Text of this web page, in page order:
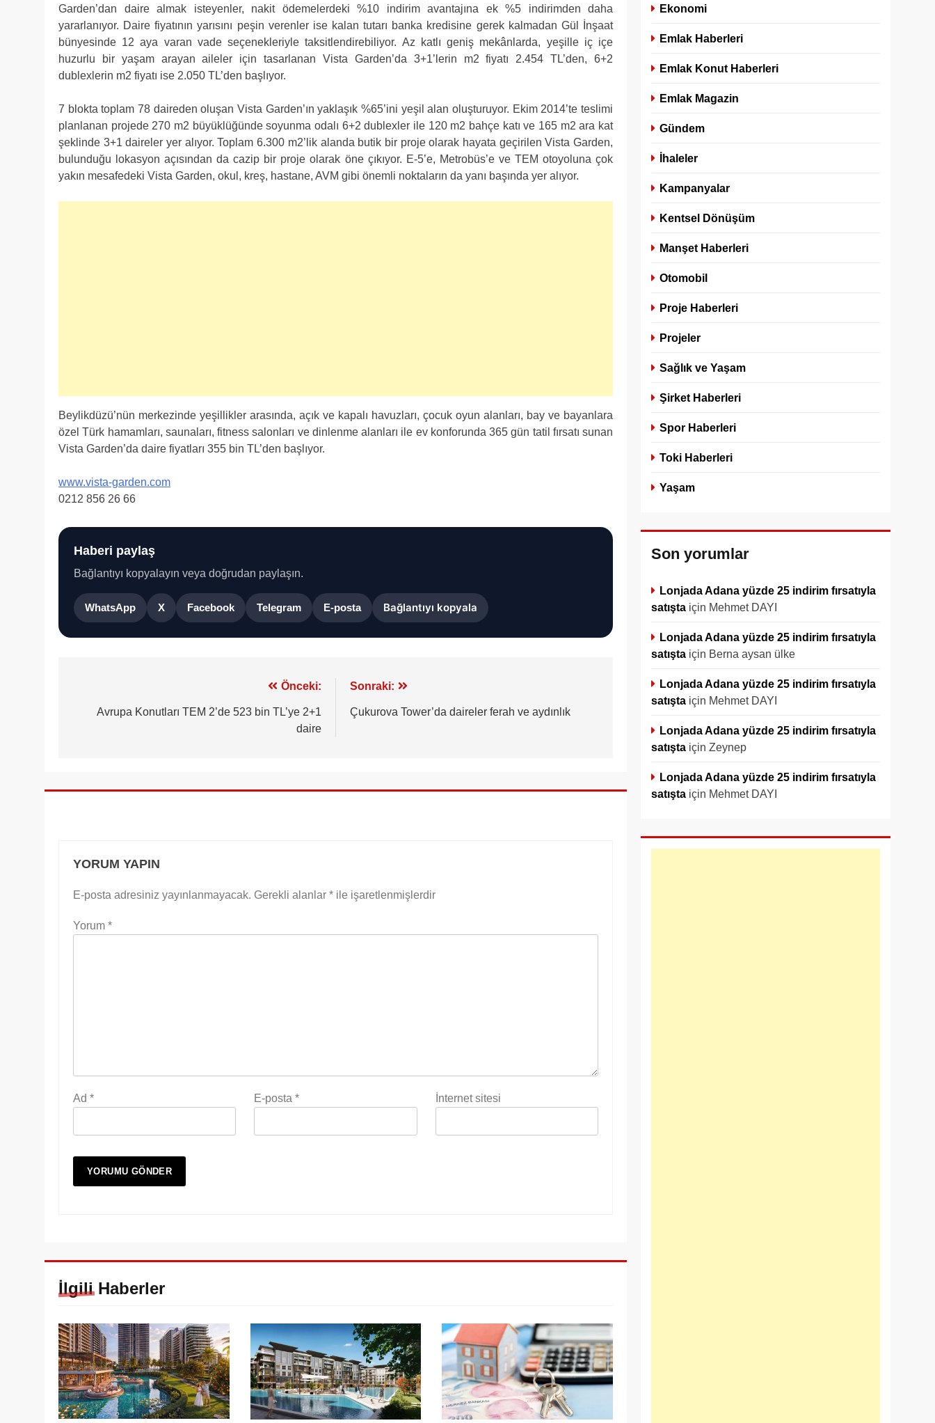
Garden’dan daire almak isteyenler, nakit ödemelerdeki %10 indirim avantajına ek %5 indirimden daha
yararlanıyor. Daire fiyatının yarısını peşin verenler ise kalan tutarı banka kredisine gerek kalmadan Gül İnşaat
bünyesinde 12 aya varan vade seçenekleriyle taksitlendirebiliyor. Az katlı geniş mekânlarda, yeşille iç içe
huzurlu bir yaşam arayan aileler için tasarlanan Vista Garden’da 3+1’lerin m2 fiyatı 2.454 TL’den, 6+2
dublexlerin m2 fiyatı ise 2.050 TL’den başlıyor.
7 blokta toplam 78 daireden oluşan Vista Garden’ın yaklaşık %65’ini yeşil alan oluşturuyor. Ekim 2014’te teslimi
planlanan projede 270 m2 büyüklüğünde soyunma odalı 6+2 dublexler ile 120 m2 bahçe katı ve 165 m2 ara kat
şeklinde 3+1 daireler yer alıyor. Toplam 6.300 m2’lik alanda butik bir proje olarak hayata geçirilen Vista Garden,
bulunduğu lokasyon açısından da cazip bir proje olarak öne çıkıyor. E-5’e, Metrobüs’e ve TEM otoyoluna çok
yakın mesafedeki Vista Garden, okul, kreş, hastane, AVM gibi önemli noktaların da yanı başında yer alıyor.
Beylikdüzü’nün merkezinde yeşillikler arasında, açık ve kapalı havuzları, çocuk oyun alanları, bay ve bayanlara
özel Türk hamamları, saunaları, fitness salonları ve dinlenme alanları ile ev konforunda 365 gün tatil fırsatı sunan
Vista Garden’da daire fiyatları 355 bin TL’den başlıyor.
www.vista-garden.com
0212 856 26 66
Haberi paylaş
Bağlantıyı kopyalayın veya doğrudan paylaşın.
WhatsApp X Facebook Telegram E-posta Bağlantıyı kopyala
gezinmesi
Önceki:
Avrupa Konutları TEM 2’de 523 bin TL’ye 2+1
daire
Sonraki:
Çukurova Tower’da daireler ferah ve aydınlık
YORUM YAPIN
E-posta adresiniz yayınlanmayacak. Gerekli alanlar * ile işaretlenmişlerdir
Yorum *
Ad * E-posta* İnternet sitesi
İlgili Haberler
Ekonomi
Emlak Haberleri
Emlak Konut Haberleri
Emlak Magazin
Gündem
İhaleler
Kampanyalar
Kentsel Dönüşüm
Manşet Haberleri
Otomobil
Proje Haberleri
Projeler
Sağlık ve Yaşam
Şirket Haberleri
Spor Haberleri
Toki Haberleri
Yaşam
Son yorumlar
Lonjada Adana yüzde 25 indirim fırsatıyla
satışta için Mehmet DAYI
Lonjada Adana yüzde 25 indirim fırsatıyla
satışta için Berna aysan ülke
Lonjada Adana yüzde 25 indirim fırsatıyla
satışta için Mehmet DAYI
Lonjada Adana yüzde 25 indirim fırsatıyla
satışta için Zeynep
Lonjada Adana yüzde 25 indirim fırsatıyla
satışta için Mehmet DAYI